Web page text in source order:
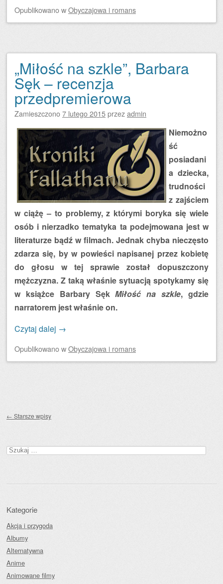
OpublikowanowObyczajowa i romans
„Miłość na szkle”, Barbara
Sęk – recenzja
przedpremierowa
Zamieszczono7 lutego 2015przezadmin
Niemożno
ść
posiadani
a dziecka,
trudności
z zajściem
w ciążę – to problemy, z którymi boryka się wiele
osób i nierzadko tematyka ta podejmowana jest w
literaturze bądź w filmach. Jednak chyba nieczęsto
zdarza się, by w powieści napisanej przez kobietę
do głosu w tej sprawie został dopuszczony
mężczyzna. Z taką właśnie sytuacją spotykamy się
w książce Barbary SękMiłość na szkle, gdzie
narratorem jest właśnie on.
Czytaj dalej →
OpublikowanowObyczajowa i romans
← Starsze wpisy
Szukaj:
Kategorie
Akcja i przygoda
Albumy
Alternatywna
Anime
Animowane filmy